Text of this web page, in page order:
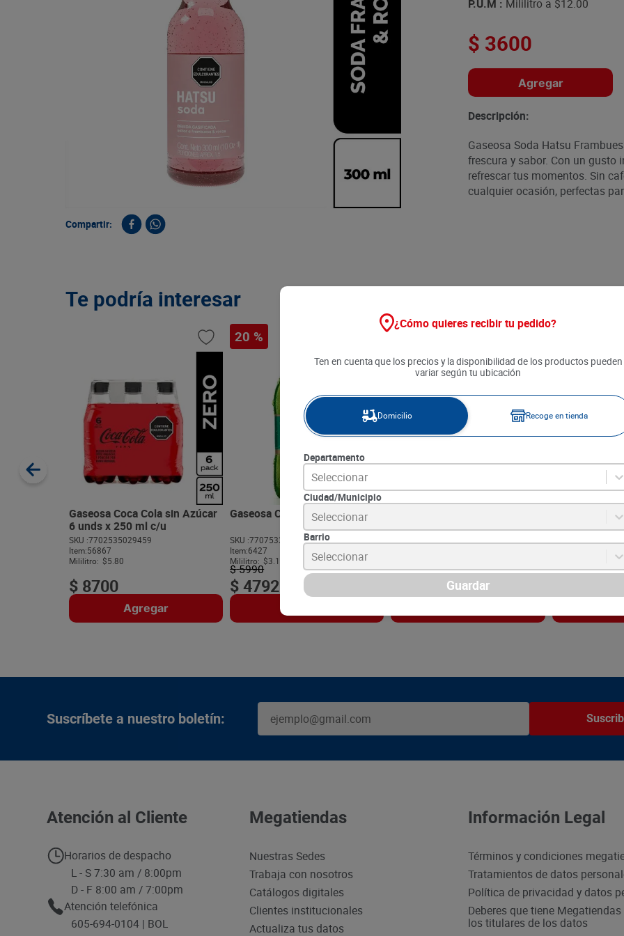
queso
10. papa
Compartir:
P.U.M : Mililitro a $12.00
$ 3600
Agregar
Descripción:
Gaseosa Soda Hatsu
frescura y sabor. Con un gusto
refrescar tus momentos. Sin
cualquier ocasión, perfectas
Te podría interesar
Gaseosa Coca Cola sin Azúcar
6 unds x 250 ml c/u
SKU :7702535029459
Item:56867
Mililitro: $5.80
$ 8700
Agregar
20 %
Gaseosa Canada Dry x 1.5 L
SKU :7707533625160
Item:6427
Mililitro: $3.19
$5990
$4792
1500 ml
Jugo Hit
1500 ml
Suscríbete a nuestro boletín:
Atención al Cliente
Horarios de despacho
L - S 7:30 am / 8:00pm
D - F 8:00 am / 7:00pm
Atención telefónica
605-694-0104 | BOL
Megatiendas
Nuestras Sedes
Trabaja con nosotros
Catálogos digitales
Clientes institucionales
Actualiza tus datos
Información Legal
Términos y condiciones
Tratamientos de datos
Política de privacidad y datos
Deberes que tiene
los titulares de los datos
¿Cómo quieres recibir tu pedido?
Ten en cuenta que los precios y la disponibilidad de los productos pueden
variar según tu ubicación
Domicilio Recoge en tienda
Departamento
Seleccionar
Ciudad/Municipio
Seleccionar
Barrio
Seleccionar
Guardar